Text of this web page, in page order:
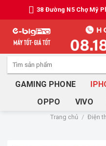
to
content
38 Đường N5 Chợ Mỹ
GAMING PHONE
OPPO
VIVO
Trang chủ / Điện